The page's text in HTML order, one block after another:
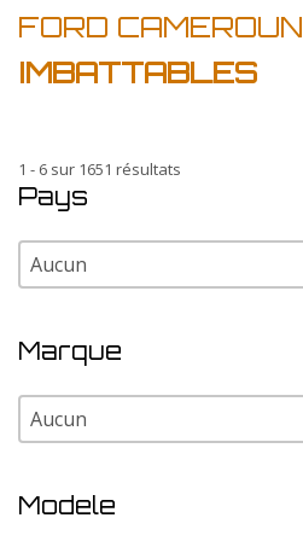
FORD CAMEROUN
IMBATTABLES
1 - 6 sur 1651 résultats
Pays
Pays
Pays
Marque
Marque
Marque
Modele